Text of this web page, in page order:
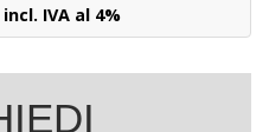
IVA al 4%